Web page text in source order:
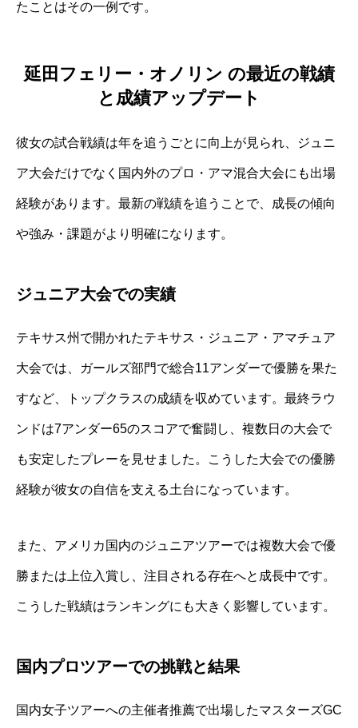
たことはその一例です。
延田フェリー・オノリン の最近の戦績
と成績アップデート
彼女の試合戦績は年を追うごとに向上が見られ、ジュニ
ア大会だけでなく国内外のプロ・アマ混合大会にも出場
経験があります。最新の戦績を追うことで、成長の傾向
や強み・課題がより明確になります。
ジュニア大会での実績
テキサス州で開かれたテキサス・ジュニア・アマチュア
大会では、ガールズ部門で総合11アンダーで優勝を果た
すなど、トップクラスの成績を収めています。最終ラウ
ンドは7アンダー65のスコアで奮闘し、複数日の大会で
も安定したプレーを見せました。こうした大会での優勝
経験が彼女の自信を支える土台になっています。
また、アメリカ国内のジュニアツアーでは複数大会で優
勝または上位入賞し、注目される存在へと成長中です。
こうした戦績はランキングにも大きく影響しています。
国内プロツアーでの挑戦と結果
国内女子ツアーへの主催者推薦で出場したマスターズGC